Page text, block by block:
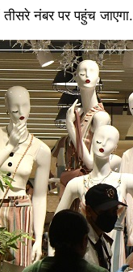
नंबर पर पहुंच जाएगा.